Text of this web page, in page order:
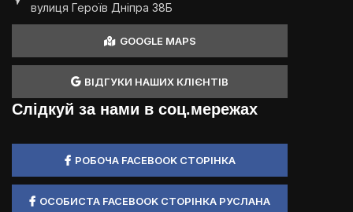
вулиця Героїв Дніпра 38Б
GOOGLE MAPS
ВІДГУКИ НАШИХ КЛІЄНТІВ
Слідкуй за нами в соц.мережах
РОБОЧА FACEBOOK СТОРІНКА
ОСОБИСТА FACEBOOK СТОРІНКА РУСЛАНА